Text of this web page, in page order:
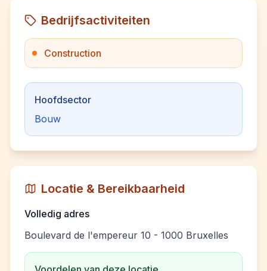
Bedrijfsactiviteiten
Construction
Hoofdsector
Bouw
Locatie & Bereikbaarheid
Volledig adres
Boulevard de l'empereur 10 - 1000 Bruxelles